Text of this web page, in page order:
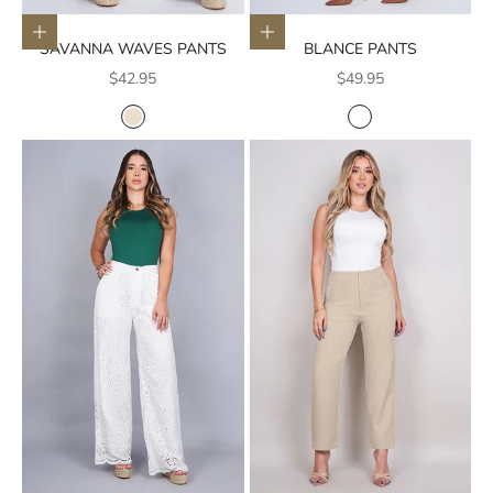
Elige opciones
SAVANNA WAVES PANTS
Precio de oferta
$42.95
COLOR
CREMA
Elige opciones
BLANCE PANTS
Precio de oferta
$49.95
COLOR
BLANCO